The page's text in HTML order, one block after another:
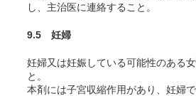
し、主治医に連絡すること。
9.5 妊婦
妊婦又は妊娠している可能性のある
と。
本剤には子宮収縮作用があり、妊婦